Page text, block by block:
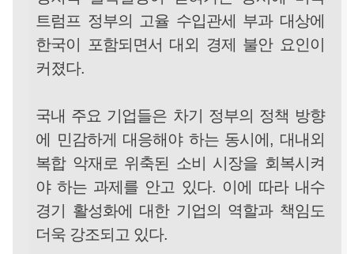
트럼프 정부의 고율 수입관세 부과 대상에
한국이 포함되면서 대외 경제 불안 요인이
커졌다.
국내 주요 기업들은 차기 정부의 정책 방향
에 민감하게 대응해야 하는 동시에, 대내외
복합 악재로 위축된 소비 시장을 회복시켜
야 하는 과제를 안고 있다. 이에 따라 내수
경기 활성화에 대한 기업의 역할과 책임도
더욱 강조되고 있다.